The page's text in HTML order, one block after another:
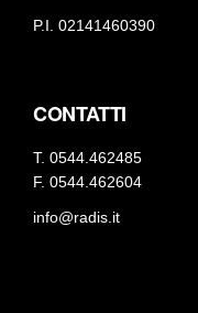
P.I. 02141460390
CONTATTI
T. 0544.462485
F. 0544.462604
info@radis.it